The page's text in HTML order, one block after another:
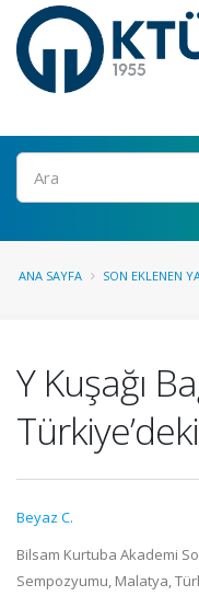
Ara
ANA SAYFA SON EKLENEN
Y Kuşağı
Beyaz C.
Bilsam Kurtuba Akademi
Sempozyumu, Malatya,